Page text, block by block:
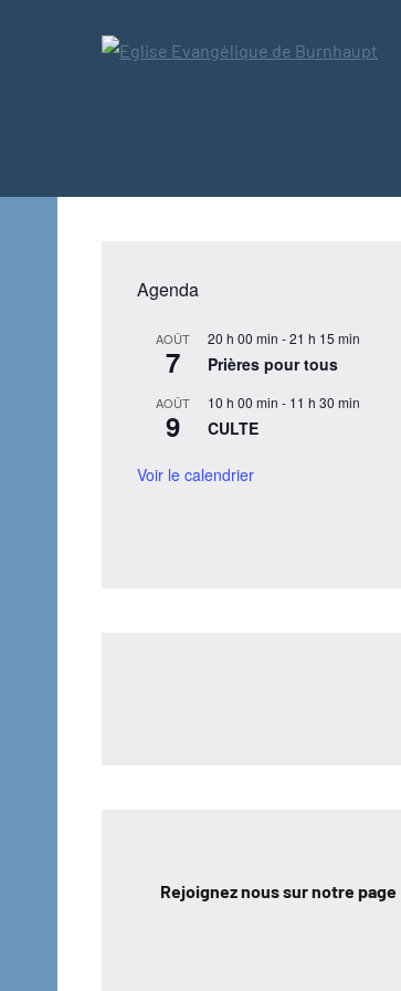
Agenda
AOÛT
7
20 h 00 min -21 h 15 min
Prières pour tous
AOÛT
9
10 h 00 min - 11 h 30 min
CULTE
Voir le calendrier
Rejoignez nous sur notre page